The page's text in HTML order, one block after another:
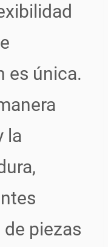
es única.
la
piezas